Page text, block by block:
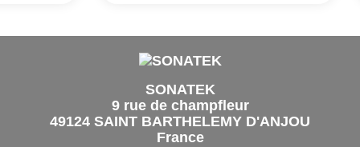
SONATEK
9 rue de champfleur
49124 SAINT BARTHELEMY D'ANJOU
France